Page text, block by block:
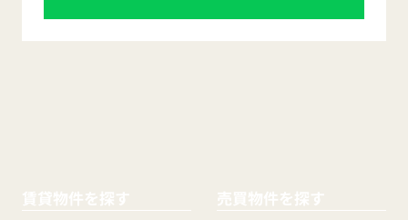
賃貸物件を探す 売買物件を探す